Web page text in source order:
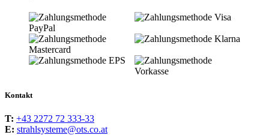
Kontakt
T: +43 2272 72 333-33
E: strahlsysteme@ots.co.at